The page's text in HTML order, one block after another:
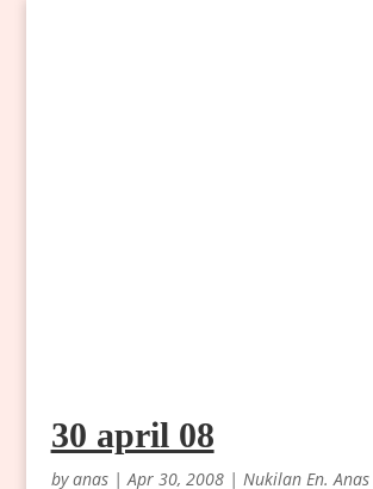
30 april 08
byanas|Apr 30, 2008| Nukilan En. Anas